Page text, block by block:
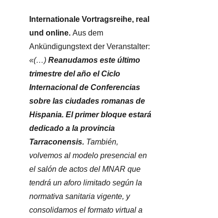
Internationale Vortragsreihe, real
und online.Aus dem
Ankündigungstext der Veranstalter:
«(…) Reanudamos este último
trimestre del año el Ciclo
Internacional de Conferencias
sobre las ciudades romanas de
Hispania. El primer bloque estará
dedicado a la provincia
Tarraconensis. También,
volvemos al modelo presencial en
el salón de actos del MNAR que
tendrá un aforo limitado según la
normativa sanitaria vigente, y
consolidamos el formato virtual a